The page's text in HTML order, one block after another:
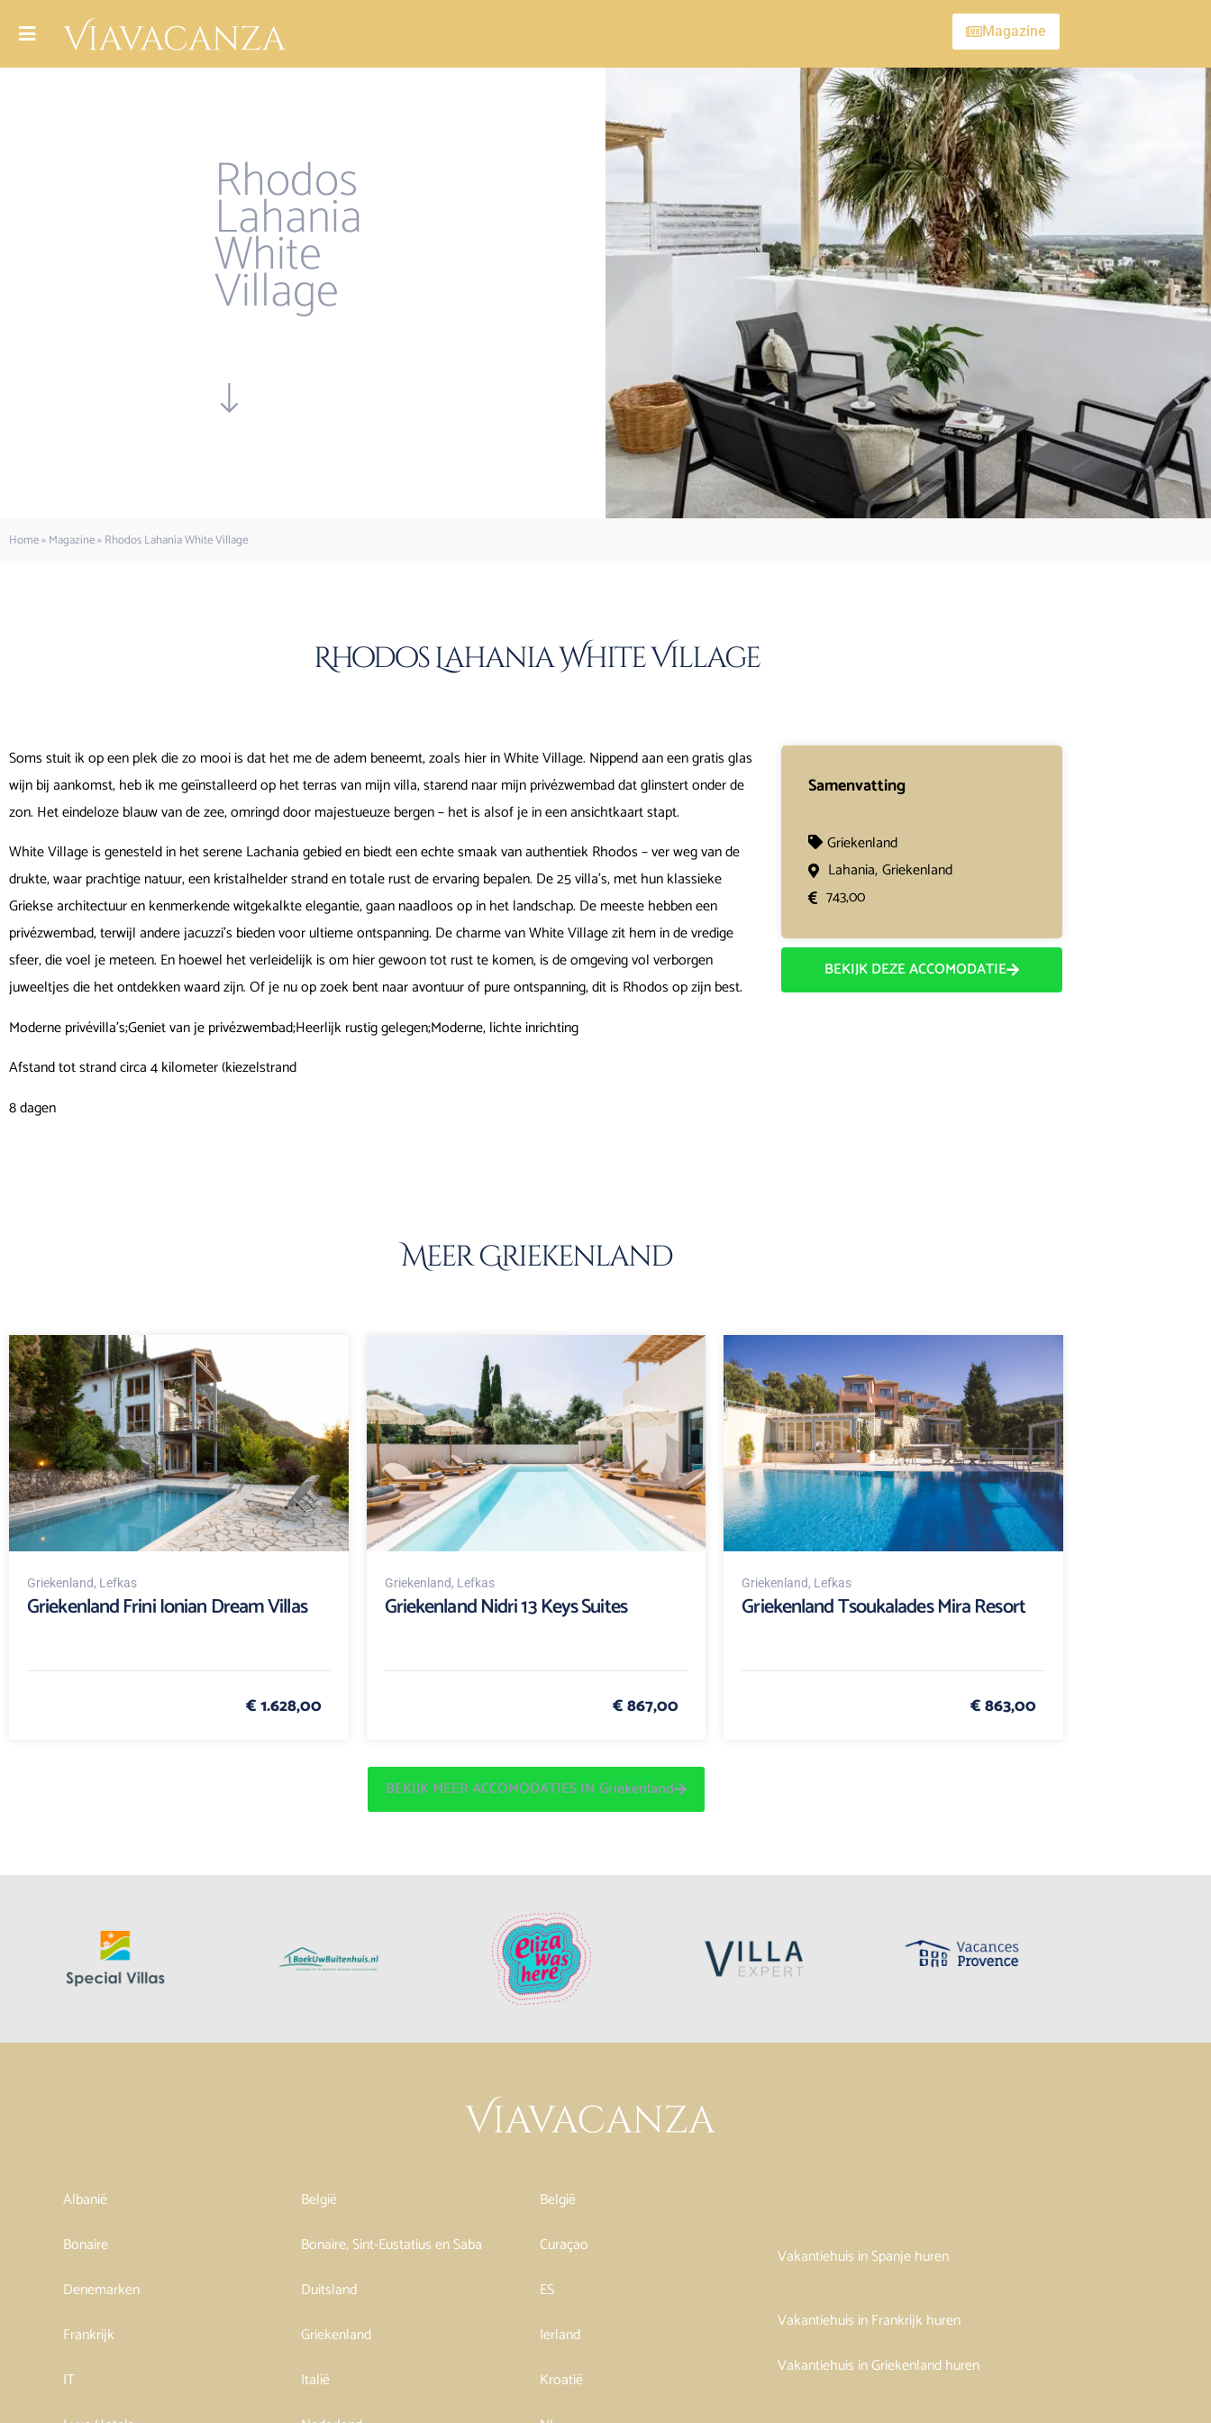
Magazine
Rhodos
Lahania
White
Village
Home»Magazine»Rhodos Lahania White Village
Rhodos Lahania White Village
Soms stuit ik op een plek die zo mooi is dat het me de adem beneemt, zoals hier in White Village. Nippend aan een gratis glas
wijn bij aankomst, heb ik me geïnstalleerd op het terras van mijn villa, starend naar mijn privézwembad dat glinstert onder de
zon. Het eindeloze blauw van de zee, omringd door majestueuze bergen – het is alsof je in een ansichtkaart stapt.
White Village is genesteld in het serene Lachania gebied en biedt een echte smaak van authentiek Rhodos – ver weg van de
drukte, waar prachtige natuur, een kristalhelder strand en totale rust de ervaring bepalen. De 25 villa’s, met hun klassieke
Griekse architectuur en kenmerkende witgekalkte elegantie, gaan naadloos op in het landschap. De meeste hebben een
privézwembad, terwijl andere jacuzzi’s bieden voor ultieme ontspanning. De charme van White Village zit hem in de vredige
sfeer, die voel je meteen. En hoewel het verleidelijk is om hier gewoon tot rust te komen, is de omgeving vol verborgen
juweeltjes die het ontdekken waard zijn. Of je nu op zoek bent naar avontuur of pure ontspanning, dit is Rhodos op zijn best.
Moderne privévilla’s;Geniet van je privézwembad;Heerlijk rustig gelegen;Moderne, lichte inrichting
Afstand tot strand circa 4 kilometer (kiezelstrand
8 dagen
Samenvatting
Griekenland
Lahania,Griekenland
743,00
BEKIJK DEZE ACCOMODATIE
Meer Griekenland
Griekenland, Lefkas
Griekenland Frini Ionian Dream Villas
€ 1.628,00
Griekenland, Lefkas
Griekenland Nidri 13 Keys Suites
€ 867,00
Griekenland, Lefkas
Griekenland Tsoukalades Mira Resort
€ 863,00
BEKIJK MEER ACCOMODATIES IN Griekenland
Albanië België
België
Bonaire
Bonaire, Sint-Eustatius en Saba
Curaçao
Denemarken
Duitsland
ES
Frankrijk
Griekenland
Ierland
IT
Italië
Kroatië
Vakantiehuis in Spanje huren
Vakantiehuis in Frankrijk huren
Vakantiehuis in Griekenland huren